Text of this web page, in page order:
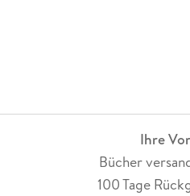
Ihre
Bücher
100 Tage